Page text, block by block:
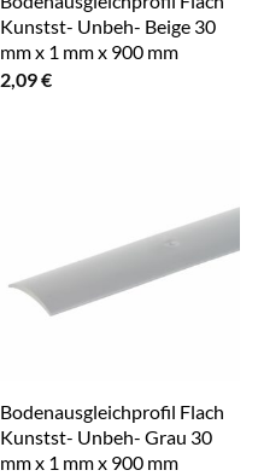
Kunstst- Unbeh- Beige 30
mm x 1 mm x 900 mm
2,09€
Bodenausgleichprofil Flach
Kunstst- Unbeh- Grau 30
mm x 1 mm x 900 mm